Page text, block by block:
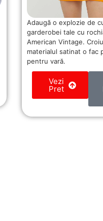
Adaugă o explozie de
garderobei tale cu
American Vintage.
materialul satinat o fac
pentru vară.
Vezi
Pret